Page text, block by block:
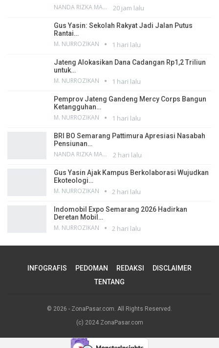
NANDA RIZKA MAHENDRA 20 jam lalu
Gus Yasin: Sekolah Rakyat Jadi Jalan Putus
Rantai…
M. NURROZIKAN 1 hari lalu
Jateng Alokasikan Dana Cadangan Rp1,2 Triliun
untuk…
M. NURROZIKAN 1 hari lalu
Pemprov Jateng Gandeng Mercy Corps Bangun
Ketangguhan…
M. NURROZIKAN 1 hari lalu
BRI BO Semarang Pattimura Apresiasi Nasabah
Pensiunan…
NANDA RIZKA MAHENDRA 2 hari lalu
Gus Yasin Ajak Kampus Berkolaborasi Wujudkan
Ekoteologi…
M. NURROZIKAN 2 hari lalu
Indomobil Expo Semarang 2026 Hadirkan
Deretan Mobil…
M. NURROZIKAN 2 hari lalu
INFOGRAFIS PEDOMAN REDAKSI
DISCLAIMER
TENTANG
© 2026 - ZonaPasar.com. All Rights Reserved.
(c) 2024 ZonaPasar.com